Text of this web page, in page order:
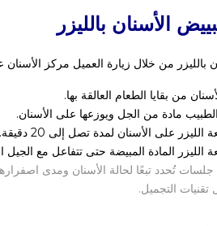
الأسنان بالليزر
بالليزر من خلال زيارة العميل مركز
من بقايا الطعام العالقة بها.
مادة من الجل ويوزعها على الأسنان.
على الأسنان لمدة تصل إلى 20 دقيقة.
الليزر المادة المبيضة حتى تتفاعل مع
تُحدد تبعًا لحالة الأسنان ومدى
التجميل.